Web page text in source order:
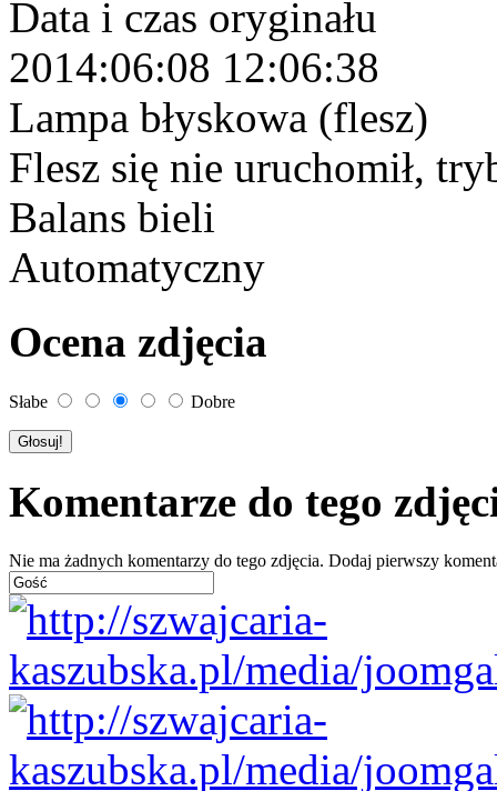
Data i czas oryginału
2014:06:08 12:06:38
Lampa błyskowa (flesz)
Flesz się nie uruchomił,
Balans bieli
Automatyczny
Ocena zdjęcia
Słabe Dobre
Komentarze do tego
Nie ma żadnych komentarzy do tego zdjęcia. Dodaj pierwszy